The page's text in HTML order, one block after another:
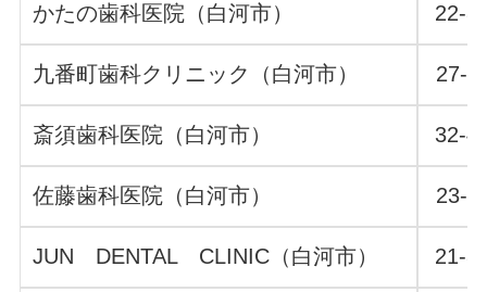
かたの歯科医院（白河市） 22-
九番町歯科クリニック（白河市） 27-
斎須歯科医院（白河市） 32-
佐藤歯科医院（白河市） 23-
JUN DENTAL CLINIC（白河市） 21-